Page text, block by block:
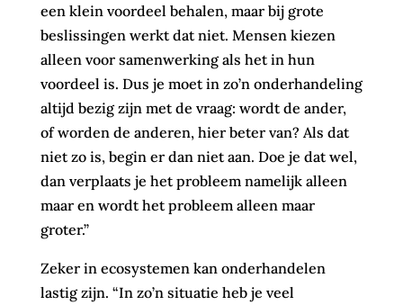
een klein voordeel behalen, maar bij grote
beslissingen werkt dat niet. Mensen kiezen
alleen voor samenwerking als het in hun
voordeel is. Dus je moet in zo’n onderhandeling
altijd bezig zijn met de vraag: wordt de ander,
of worden de anderen, hier beter van? Als dat
niet zo is, begin er dan niet aan. Doe je dat wel,
dan verplaats je het probleem namelijk alleen
maar en wordt het probleem alleen maar
groter.”
Zeker in ecosystemen kan onderhandelen
lastig zijn. “In zo’n situatie heb je veel